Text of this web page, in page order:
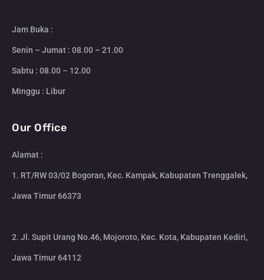
Jam Buka :
Senin – Jumat : 08.00 – 21.00
Sabtu : 08.00 – 12.00
Minggu : Libur
Our Office
Alamat :
1. RT/RW 03/02 Bogoran, Kec. Kampak, Kabupaten Trenggalek,
Jawa Timur 66373
2. Jl. Supit Urang No.46, Mojoroto, Kec. Kota, Kabupaten Kediri,
Jawa Timur 64112